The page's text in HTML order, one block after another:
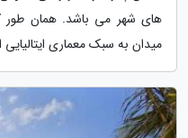
های شهر می باشد. همان طور
میدان به سبک معماری